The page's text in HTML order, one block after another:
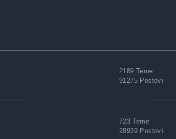
2189 Teme
91275 Postovi
723 Teme
28939 Postovi